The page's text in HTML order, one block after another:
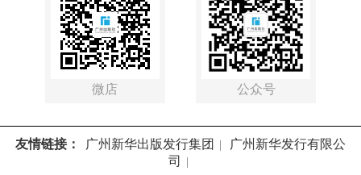
微店 公众号
友情链接： 广州新华出版发行集团
广州新华发行有限公
司